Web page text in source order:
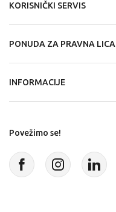
KORISNIČKI SERVIS
PONUDA ZA PRAVNA LICA
INFORMACIJE
Povežimo se!